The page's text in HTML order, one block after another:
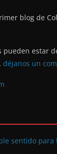
blog de
estar
déjanos un
sentido para